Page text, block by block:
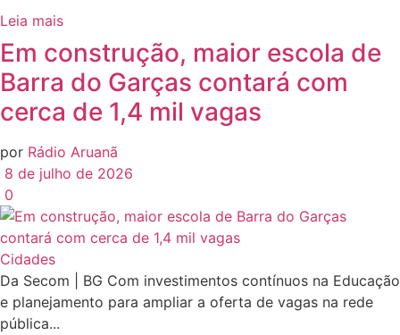
Leia mais
Em construção, maior escola de
Barra do Garças contará com
cerca de 1,4 mil vagas
por Rádio Aruanã
8 de julho de 2026
0
Cidades
Da Secom | BG Com investimentos contínuos na Educação
e planejamento para ampliar a oferta de vagas na rede
pública...